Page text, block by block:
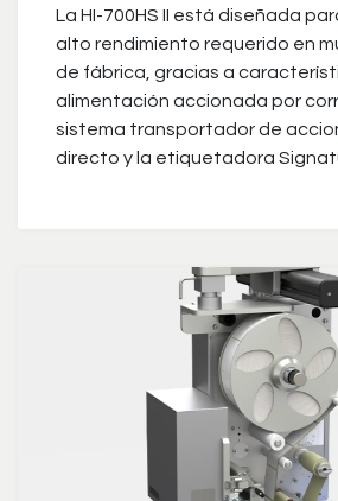
La HI-700HS II está diseñada
alto rendimiento requerido en
de fábrica, gracias a
alimentación accionada por
sistema transportador de
directo y la etiquetadora